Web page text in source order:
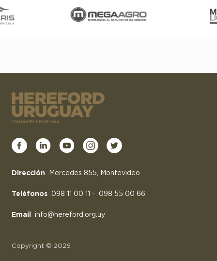
Dirección Mercedes 855, Montevideo
Teléfonos 098 11 00 11 - 098 55 00 66
Email info@hereford.org.uy
Copyright © 2026